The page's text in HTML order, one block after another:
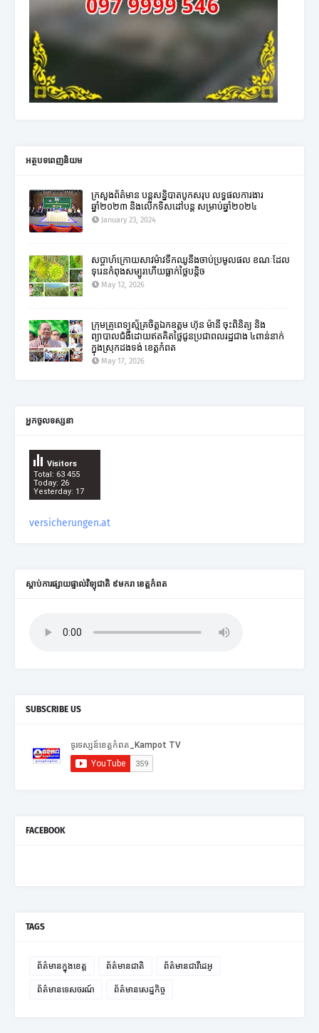
អត្ថបទពេញនិយម
ក្រសួងព័ត៌មាន បន្តសន្និបាតបូកសរុប លទ្ធផលការងារ
ឆ្នាំ២០២៣ និងលើកទិសដៅបន្ត សម្រាប់ឆ្នាំ២០២៤
January 23, 2024
សប្តាហ៍ក្រោយសាវម៉ាវទឹកឈូនឹងចាប់ប្រមូលផល ខណៈដែល
ទុរេនកំពុងសម្បូរហើយធ្លាក់ថ្លៃបន្តិច
May 12, 2026
ក្រុមគ្រូពេទ្យស្ម័គ្រចិត្តឯកឧត្តម ហ៊ុន ម៉ានី ចុះពិនិត្យ និង
ព្យាបាលជំងឺដោយឥតគិតថ្លៃជូនប្រជាពលរដ្ឋជាង ៤ពាន់នាក់
ក្នុងស្រុកដងទង់ ខេត្តកំពត
May 17, 2026
អ្នកចូលទស្សនា
Total: 63 455
Today: 26
Yesterday: 17
Visitors
versicherungen.at
ស្តាប់ការផ្សាយផ្ទាល់វិទ្យុជាតិ ៩មករា ខេត្តកំពត
SUBSCRIBE US
FACEBOOK
TAGS
ព័ត៌មានក្នុងខេត្ត ព័ត៌មានជាតិ ព័ត៌មានជាវីដេអូ
ព័ត៌មានទេសចរណ៍ ព័ត៌មានសេដ្ឋកិច្ច